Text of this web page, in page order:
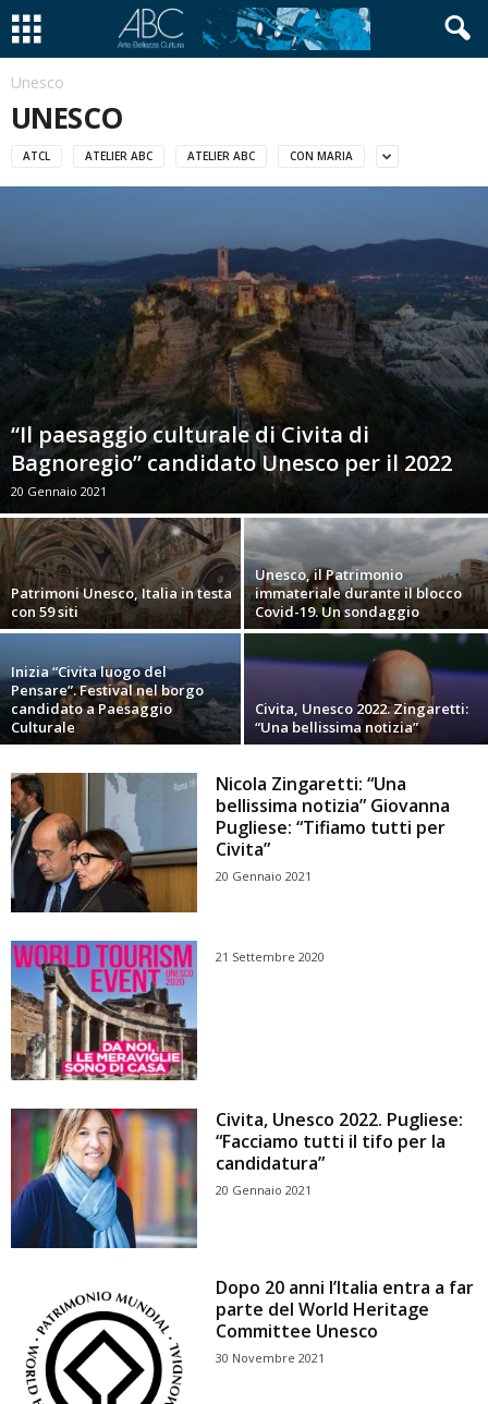
Unesco
UNESCO
ATCL ATELIER ABC ATELIER ABC CON MARIA
“Il paesaggio culturale di Civita di
Bagnoregio” candidato Unesco per il 2022
20 Gennaio 2021
Patrimoni Unesco, Italia in testa
con 59 siti
Unesco, il Patrimonio
immateriale durante il blocco
Covid-19. Un sondaggio
Inizia “Civita luogo del
Pensare”. Festival nel borgo
candidato a Paesaggio
Culturale
Civita, Unesco 2022. Zingaretti:
“Una bellissima notizia”
Nicola Zingaretti: “Una
bellissima notizia” Giovanna
Pugliese: “Tifiamo tutti per
Civita”
20 Gennaio 2021
21 Settembre 2020
Civita, Unesco 2022. Pugliese:
“Facciamo tutti il tifo per la
candidatura”
20 Gennaio 2021
Dopo 20 anni l’Italia entra a far
parte del World Heritage
Committee Unesco
30 Novembre 2021